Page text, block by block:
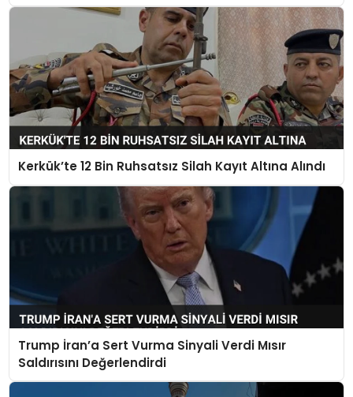
Kerkük’te 12 Bin Ruhsatsız Silah Kayıt Altına Alındı
Trump İran’a Sert Vurma Sinyali Verdi Mısır
Saldırısını Değerlendirdi